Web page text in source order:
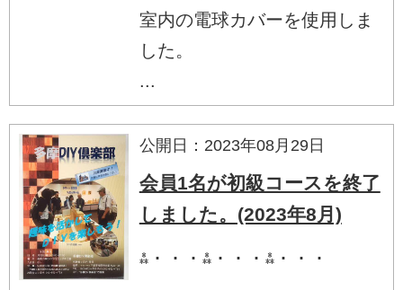
室内の電球カバーを使用しま
した。
...
公開日：2023年08月29日
会員1名が初級コースを終了
しました。(2023年8月)
⁂・・・⁂・・・⁂・・・